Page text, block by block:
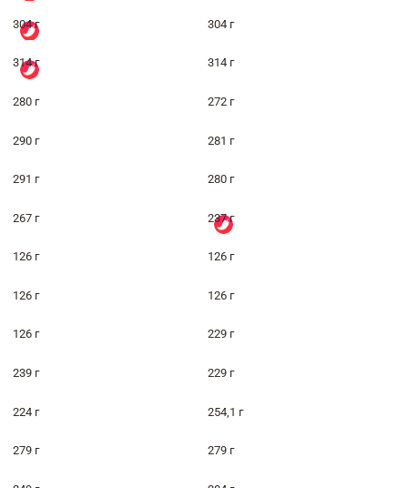
304 г 304 г
314 г 314 г
280 г 272 г
290 г 281 г
291 г 280 г
267 г 237 г
126 г 126 г
126 г 126 г
126 г 229 г
239 г 229 г
224 г 254,1 г
279 г 279 г